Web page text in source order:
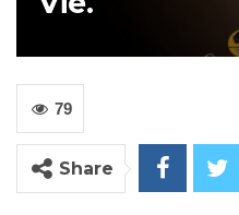
79
Share